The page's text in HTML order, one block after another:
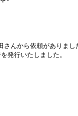
から依頼がありまし
発行いたしました。